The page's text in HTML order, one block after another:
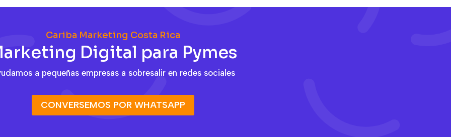
Cariba Marketing Costa Rica
Digital para Pymes
a pequeñas empresas a sobresalir en redes sociales
CONVERSEMOS POR WHATSAPP